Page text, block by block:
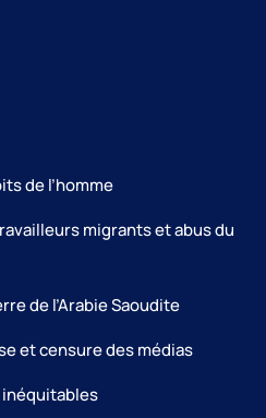
de l’homme
migrants et abus du
de l’Arabie Saoudite
et censure des médias